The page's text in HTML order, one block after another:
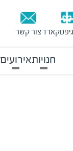
צור קשר
חנויותאירועים